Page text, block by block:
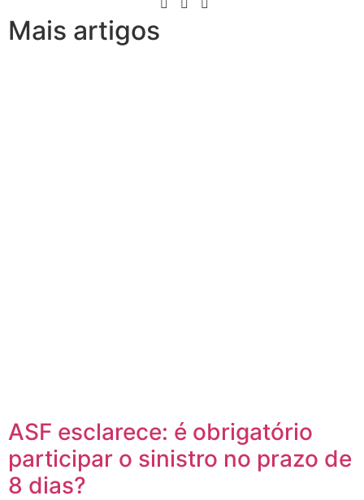
Mais artigos
ASF esclarece: é obrigatório
participar o sinistro no prazo de
8 dias?